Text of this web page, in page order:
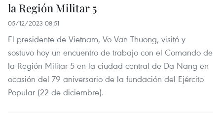
la Región Militar 5
05/12/2023 08:51
El presidente de Vietnam, Vo Van Thuong, visitó y
sostuvo hoy un encuentro de trabajo con el Comando de
la Región Militar 5 en la ciudad central de Da Nang en
ocasión del 79 aniversario de la fundación del Ejército
Popular (22 de diciembre).